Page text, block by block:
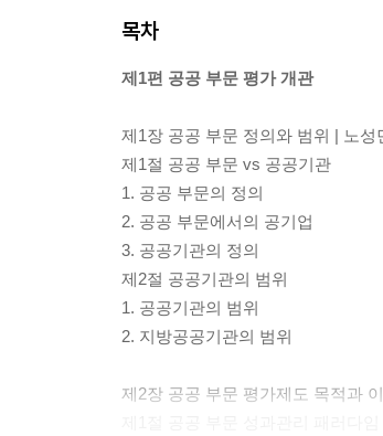
목차
제1편 공공 부문 평가 개관
제1장 공공 부문 정의와 범위 | 노성
제1절 공공 부문 vs 공공기관
1. 공공 부문의 정의
2. 공공 부문에서의 공기업
3. 공공기관의 정의
제2절 공공기관의 범위
1. 공공기관의 범위
2. 지방공공기관의 범위
제2장 공공 부문 평가제도 목적과